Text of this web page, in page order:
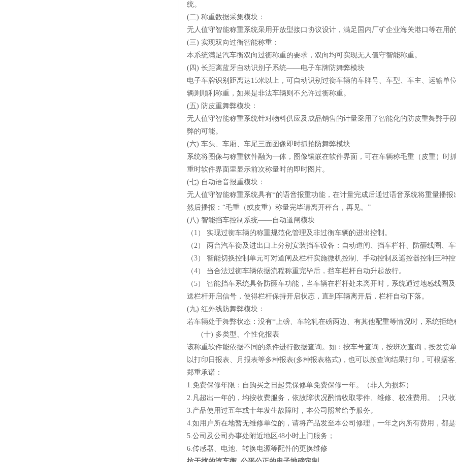
统。
(二) 称重数据采集模块：
无人值守智能称重系统采用开放型接口协议设计，满足国内厂矿企业海关港口等在用
(三) 实现双向过衡智能称重：
本系统满足汽车衡双向过衡称重的要求，双向均可实现无人值守智能称重。
(四) 长距离蓝牙自动识别子系统——电子车牌防舞弊模块
电子车牌识别距离达15米以上，可自动识别过衡车辆的车牌号、车型、车主、运输
辆则顺利称重，如果是非法车辆则不允许过衡称重。
(五) 防皮重舞弊模块：
无人值守智能称重系统针对物料供应及成品销售的计量采用了智能化的防皮重舞弊手
弊的可能。
(六) 车头、车厢、车尾三面图像即时抓拍防舞弊模块
系统将图像与称重软件融为一体，图像镶嵌在软件界面，可在车辆称毛重（皮重）时
重时软件界面里显示前次称量时的即时图片。
(七) 自动语音报重模块：
无人值守智能称重系统具有*的语音报重功能，在计量完成后通过语音系统将重量播报
然后播报：“毛重（或皮重）称量完毕请离开秤台，再见。”
(八) 智能挡车控制系统——自动道闸模块
（1） 实现过衡车辆的称重规范化管理及非过衡车辆的进出控制。
（2） 两台汽车衡及进出口上分别安装挡车设备：自动道闸、挡车栏杆、防砸线圈、
（3） 智能切换控制单元可对道闸及栏杆实施微机控制、手动控制及遥控器控制三种控
（4） 当合法过衡车辆依据流程称重完毕后，挡车栏杆自动升起放行。
（5） 智能挡车系统具备防砸车功能，当车辆在栏杆处未离开时，系统通过地感线圈
送栏杆开启信号，使得栏杆保持开启状态，直到车辆离开后，栏杆自动下落。
(九) 红外线防舞弊模块：
若车辆处于舞弊状态：没有*上磅、车轮轧在磅两边、有其他配重等情况时，系统拒绝
(十) 多类型、个性化报表
该称重软件能依据不同的条件进行数据查询。如：按车号查询，按班次查询，按发货
以打印日报表、月报表等多种报表(多种报表格式)，也可以按查询结果打印，可根据客
郑重承诺：
1.免费保修年限：自购买之日起凭保修单免费保修一年。（非人为损坏）
2.凡超出一年的，均按收费服务，依故障状况酌情收取零件、维修、校准费用。（只收
3.产品使用过五年或十年发生故障时，本公司照常给予服务。
4.如用户所在地暂无维修单位的，请将产品发至本公司修理，一年之内所有费用，都
5.公司及公司办事处附近地区48小时上门服务；
6.传感器、电池、转换电源等配件的更换维修